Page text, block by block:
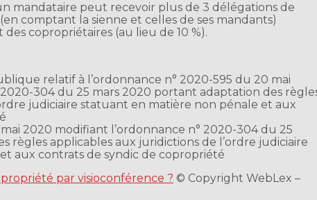
mandataire peut recevoir plus de 3 délégations de
comptant la sienne et celles de ses mandants)
des copropriétaires (au lieu de 10 %).
relatif à l’ordonnance n° 2020-595 du 20 mai
304 du 25 mars 2020 portant adaptation des
judiciaire statuant en matière non pénale et aux
2020 modifiant l’ordonnance n° 2020-304 du 25
règles applicables aux juridictions de l’ordre judiciaire
aux contrats de syndic de copropriété
par visioconférence ? © Copyright WebLex –